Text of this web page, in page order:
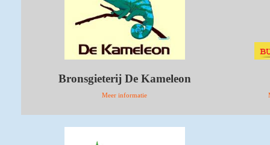
Bronsgieterij De Kameleon
Meer informatie